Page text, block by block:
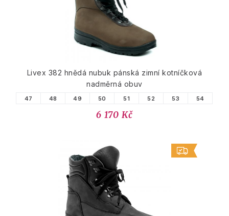
Livex 382 hnědá nubuk pánská zimní kotníčková
nadměrná obuv
47 48 49 50 51 52 53 54
6 170 Kč